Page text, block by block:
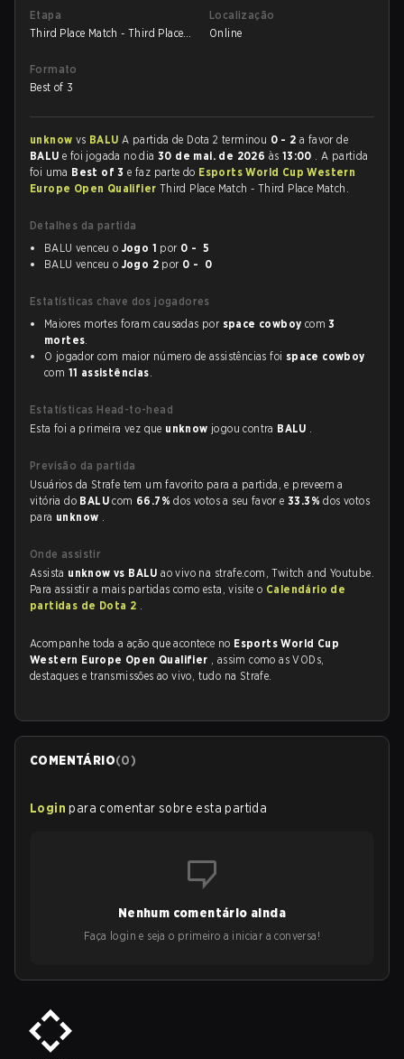
Etapa
Third Place Match - Third Place
Localização
Online
Formato
Best of 3
unknow vs BALUA partida de Dota 2 terminou 0 - 2 a favor de
BALU e foi jogada no dia 30 de mai. de 2026 às 13:00 . A partida
foi uma Best of 3e faz parte do Esports World Cup Western
Europe Open Qualifier Third Place Match - Third Place Match.
Detalhes da partida
BALU venceu o Jogo 1 por 0 - 5
BALU venceu o Jogo 2 por 0 - 0
Estatísticas chave dos jogadores
Maiores mortes foram causadas por space cowboy com3
mortes.
O jogador com maior número de assistências foi space cowboy
com 11 assistências.
Estatísticas Head-to-head
Esta foi a primeira vez que unknow jogou contra BALU .
Previsão da partida
Usuários da Strafe tem um favorito para a partida, e preveem a
vitória do BALUcom 66.7%dos votos a seu favor e33.3%dos votos
para unknow .
Onde assistir
Assista unknow vs BALUao vivo na strafe.com, Twitch and Youtube.
Para assistir a mais partidas como esta, visite o Calendário de
partidas de Dota 2 .
Acompanhe toda a ação que acontece no Esports World Cup
Western Europe Open Qualifier , assim como as VODs,
destaques e transmissões ao vivo, tudo na Strafe.
COMENTÁRIO(0)
Login para comentar sobre esta partida
Nenhum comentário ainda
Faça login e seja o primeiro a iniciar a conversa!